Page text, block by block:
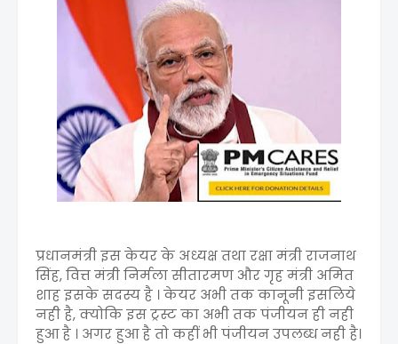
प्रधानमंत्री इस केयर के अध्यक्ष तथा रक्षा मंत्री राजनाथ
सिंह, वित्त मंत्री निर्मला सीतारमण और गृह मंत्री अमित
शाह इसके सदस्य है । केयर अभी तक कानूनी इसलिये
नही है, क्योकि इस ट्रस्ट का अभी तक पंजीयन ही नही
हुआ है । अगर हुआ है तो कहीं भी पंजीयन उपलब्ध नही है।